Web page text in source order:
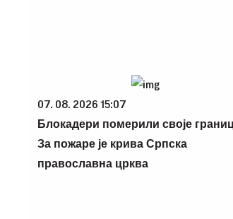
07. 08. 2026 15:07
Блокадери померили своје
За пожаре је крива Српска
православна црква